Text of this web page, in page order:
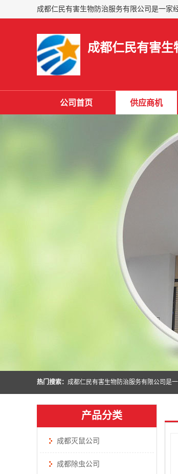
成都仁民有害生
公司首页 供应商机
热门搜索：
产品分类
成都灭鼠公司
成都除虫公司